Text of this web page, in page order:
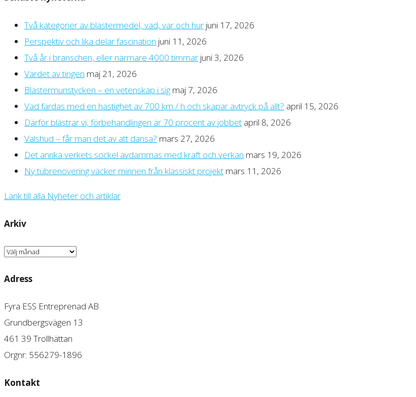
Två kategorier av blästermedel, vad, var och hur juni 17, 2026
Perspektiv och lika delar fascination juni 11, 2026
Två år i branschen, eller närmare 4000 timmar juni 3, 2026
Värdet av tingen maj 21, 2026
Blästermunstycken – en vetenskap i sig maj 7, 2026
Vad färdas med en hastighet av 700 km / h och skapar avtryck på allt? april 15, 2026
Därför blästrar vi, förbehandlingen är 70 procent av jobbet april 8, 2026
Valshud – får man det av att dansa? mars 27, 2026
Det anrika verkets sockel avdammas med kraft och verkan mars 19, 2026
Ny tubrenovering väcker minnen från klassiskt projekt mars 11, 2026
Länk till alla Nyheter och artiklar
Arkiv
Arkiv
Adress
Fyra ESS Entreprenad AB
Grundbergsvägen 13
461 39 Trollhättan
Orgnr: 556279-1896
Kontakt